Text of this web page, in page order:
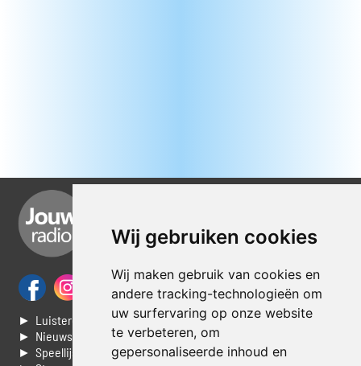
Wij gebruiken cookies
Wij maken gebruik van cookies en
andere tracking-technologieën om
uw surfervaring op onze website
te verbeteren, om
gepersonaliseerde inhoud en
► Luisteren naar Jouwradio
► Nieuws
► Speellijst